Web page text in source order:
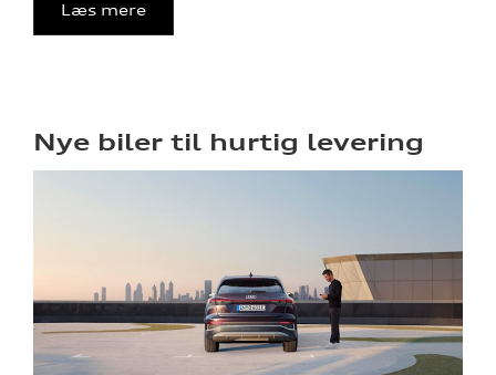
Læs mere
Nye biler til hurtig levering